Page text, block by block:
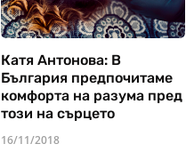
Катя Антонова: В
България предпочитаме
комфорта на разума пред
този на сърцето
16/11/2018